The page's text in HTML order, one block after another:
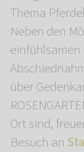
Thema
Neben den
über
Ort sind,
Besuch an